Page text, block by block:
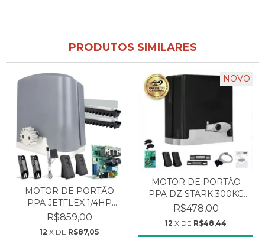
PRODUTOS SIMILARES
MOTOR DE PORTÃO
PPA JETFLEX 1/4HP
350KG...
R$859,00
12 X DE R$87,05
NOVO
MOTOR DE PORTÃO
PPA DZ STARK 300KG
10SEG...
R$478,00
12 X DE R$48,44